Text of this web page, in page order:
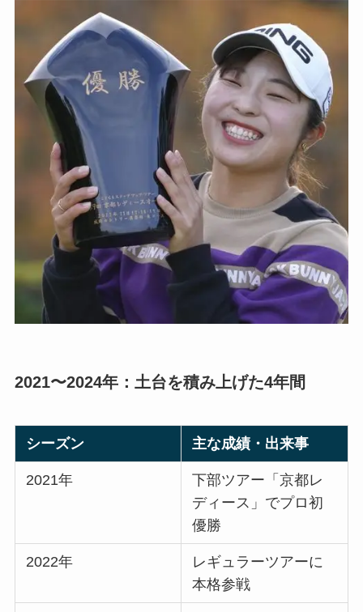
2021〜2024年：土台を積み上げた4年間
シーズン 主な成績・出来事
2021年
下部ツアー「京都レ
ディース」でプロ初
優勝
2022年
レギュラーツアーに
本格参戦